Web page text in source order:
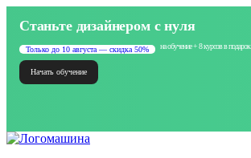
Станьте дизайнером с нуля
Только до 10 августа — скидка 50% на обучение + 8 курсов в подарок
Начать обучение